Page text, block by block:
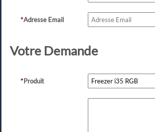
*Adresse Email
Votre Demande
*Produit